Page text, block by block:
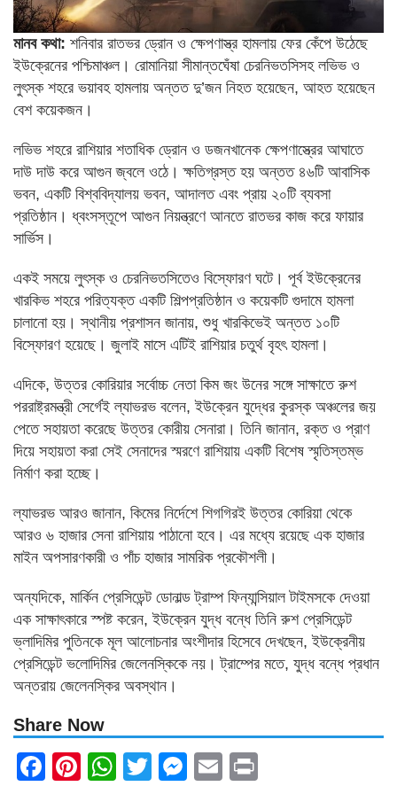
মানব কথা: শনিবার রাতভর ড্রোন ও ক্ষেপণাস্ত্র হামলায় ফের কেঁপে উঠেছে
ইউক্রেনের পশ্চিমাঞ্চল। রোমানিয়া সীমান্তঘেঁষা চেরনিভতসিসহ লভিভ ও
লুৎস্ক শহরে ভয়াবহ হামলায় অন্তত দু’জন নিহত হয়েছেন, আহত হয়েছেন
বেশ কয়েকজন।
লভিভ শহরে রাশিয়ার শতাধিক ড্রোন ও ডজনখানেক ক্ষেপণাস্ত্রের আঘাতে
দাউ দাউ করে আগুন জ্বলে ওঠে। ক্ষতিগ্রস্ত হয় অন্তত ৪৬টি আবাসিক
ভবন, একটি বিশ্ববিদ্যালয় ভবন, আদালত এবং প্রায় ২০টি ব্যবসা
প্রতিষ্ঠান। ধ্বংসস্তূপে আগুন নিয়ন্ত্রণে আনতে রাতভর কাজ করে ফায়ার
সার্ভিস।
একই সময়ে লুৎস্ক ও চেরনিভতসিতেও বিস্ফোরণ ঘটে। পূর্ব ইউক্রেনের
খারকিভ শহরে পরিত্যক্ত একটি শিল্পপ্রতিষ্ঠান ও কয়েকটি গুদামে হামলা
চালানো হয়। স্থানীয় প্রশাসন জানায়, শুধু খারকিভেই অন্তত ১০টি
বিস্ফোরণ হয়েছে। জুলাই মাসে এটিই রাশিয়ার চতুর্থ বৃহৎ হামলা।
এদিকে, উত্তর কোরিয়ার সর্বোচ্চ নেতা কিম জং উনের সঙ্গে সাক্ষাতে রুশ
পররাষ্ট্রমন্ত্রী সের্গেই ল্যাভরভ বলেন, ইউক্রেন যুদ্ধের কুরস্ক অঞ্চলের জয়
পেতে সহায়তা করেছে উত্তর কোরীয় সেনারা। তিনি জানান, রক্ত ও প্রাণ
দিয়ে সহায়তা করা সেই সেনাদের স্মরণে রাশিয়ায় একটি বিশেষ স্মৃতিস্তম্ভ
নির্মাণ করা হচ্ছে।
ল্যাভরভ আরও জানান, কিমের নির্দেশে শিগগিরই উত্তর কোরিয়া থেকে
আরও ৬ হাজার সেনা রাশিয়ায় পাঠানো হবে। এর মধ্যে রয়েছে এক হাজার
মাইন অপসারণকারী ও পাঁচ হাজার সামরিক প্রকৌশলী।
অন্যদিকে, মার্কিন প্রেসিডেন্ট ডোনাল্ড ট্রাম্প ফিন্যান্সিয়াল টাইমসকে দেওয়া
এক সাক্ষাৎকারে স্পষ্ট করেন, ইউক্রেন যুদ্ধ বন্ধে তিনি রুশ প্রেসিডেন্ট
ভ্লাদিমির পুতিনকে মূল আলোচনার অংশীদার হিসেবে দেখছেন, ইউক্রেনীয়
প্রেসিডেন্ট ভলোদিমির জেলেনস্কিকে নয়। ট্রাম্পের মতে, যুদ্ধ বন্ধে প্রধান
অন্তরায় জেলেনস্কির অবস্থান।
Share Now
Facebook
Pinterest
WhatsApp
TwitterMessenger
Email